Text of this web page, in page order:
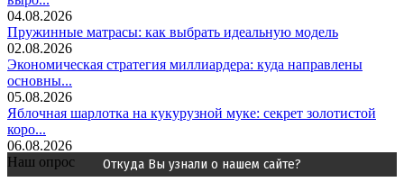
04.08.2026
Пружинные матрасы: как выбрать идеальную модель
02.08.2026
Экономическая стратегия миллиардера: куда направлены
основны...
05.08.2026
Яблочная шарлотка на кукурузной муке: секрет золотистой
коро...
06.08.2026
Наш опрос
Откуда Вы узнали о нашем сайте?